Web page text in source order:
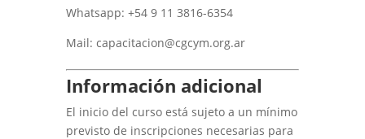
Whatsapp: +54 9 11 3816-6354
Mail: capacitacion@cgcym.org.ar
Información adicional
El inicio del curso está sujeto a un mínimo
previsto de inscripciones necesarias para